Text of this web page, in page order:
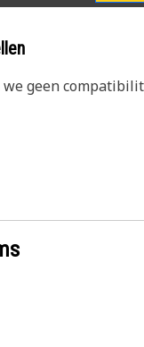
en voorkomt
als een
de perslucht naar
we geen